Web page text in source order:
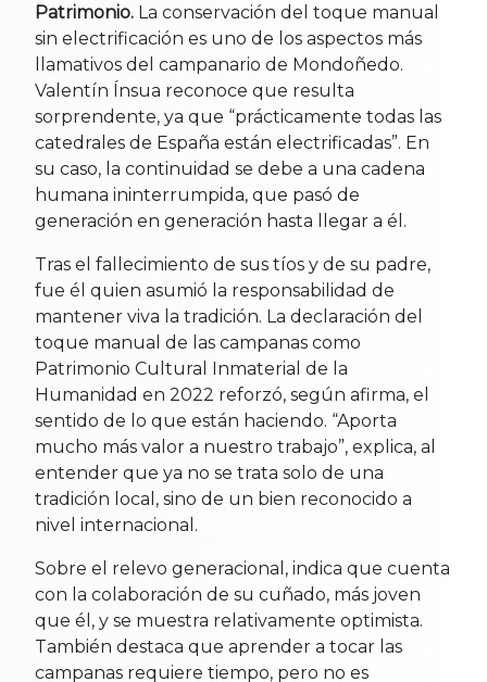
Patrimonio. La conservación del toque manual
sin electrificación es uno de los aspectos más
llamativos del campanario de Mondoñedo.
Valentín Ínsua reconoce que resulta
sorprendente, ya que “prácticamente todas las
catedrales de España están electrificadas”. En
su caso, la continuidad se debe a una cadena
humana ininterrumpida, que pasó de
generación en generación hasta llegar a él.
Tras el fallecimiento de sus tíos y de su padre,
fue él quien asumió la responsabilidad de
mantener viva la tradición. La declaración del
toque manual de las campanas como
Patrimonio Cultural Inmaterial de la
Humanidad en 2022 reforzó, según afirma, el
sentido de lo que están haciendo. “Aporta
mucho más valor a nuestro trabajo”, explica, al
entender que ya no se trata solo de una
tradición local, sino de un bien reconocido a
nivel internacional.
Sobre el relevo generacional, indica que cuenta
con la colaboración de su cuñado, más joven
que él, y se muestra relativamente optimista.
También destaca que aprender a tocar las
campanas requiere tiempo, pero no es